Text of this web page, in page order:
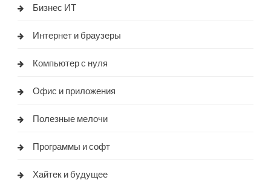
Бизнес ИТ
Интернет и браузеры
Компьютер с нуля
Офис и приложения
Полезные мелочи
Программы и софт
Хайтек и будущее